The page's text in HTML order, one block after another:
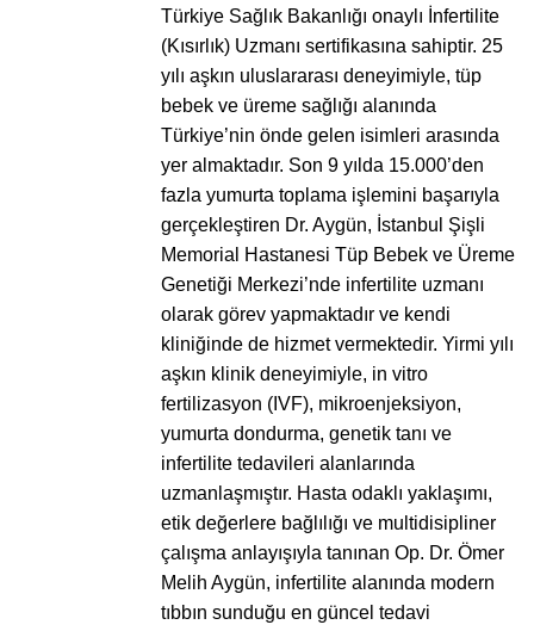
Türkiye Sağlık Bakanlığı onaylı İnfertilite
(Kısırlık) Uzmanı sertifikasına sahiptir. 25
yılı aşkın uluslararası deneyimiyle, tüp
bebek ve üreme sağlığı alanında
Türkiye’nin önde gelen isimleri arasında
yer almaktadır. Son 9 yılda 15.000’den
fazla yumurta toplama işlemini başarıyla
gerçekleştiren Dr. Aygün, İstanbul Şişli
Memorial Hastanesi Tüp Bebek ve Üreme
Genetiği Merkezi’nde infertilite uzmanı
olarak görev yapmaktadır ve kendi
kliniğinde de hizmet vermektedir. Yirmi yılı
aşkın klinik deneyimiyle, in vitro
fertilizasyon (IVF), mikroenjeksiyon,
yumurta dondurma, genetik tanı ve
infertilite tedavileri alanlarında
uzmanlaşmıştır. Hasta odaklı yaklaşımı,
etik değerlere bağlılığı ve multidisipliner
çalışma anlayışıyla tanınan Op. Dr. Ömer
Melih Aygün, infertilite alanında modern
tıbbın sunduğu en güncel tedavi